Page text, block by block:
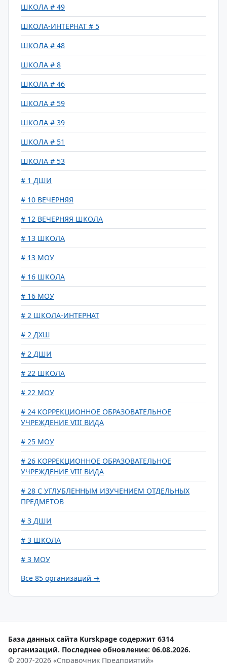
ШКОЛА # 49
ШКОЛА-ИНТЕРНАТ # 5
ШКОЛА # 48
ШКОЛА # 8
ШКОЛА # 46
ШКОЛА # 59
ШКОЛА # 39
ШКОЛА # 51
ШКОЛА # 53
# 1 ДШИ
# 10 ВЕЧЕРНЯЯ
# 12 ВЕЧЕРНЯЯ ШКОЛА
# 13 ШКОЛА
# 13 МОУ
# 16 ШКОЛА
# 16 МОУ
# 2 ШКОЛА-ИНТЕРНАТ
# 2 ДХШ
# 2 ДШИ
# 22 ШКОЛА
# 22 МОУ
# 24 КОРРЕКЦИОННОЕ ОБРАЗОВАТЕЛЬНОЕ
УЧРЕЖДЕНИЕ VIII ВИДА
# 25 МОУ
# 26 КОРРЕКЦИОННОЕ ОБРАЗОВАТЕЛЬНОЕ
УЧРЕЖДЕНИЕ VIII ВИДА
# 28 С УГЛУБЛЕННЫМ ИЗУЧЕНИЕМ ОТДЕЛЬНЫХ
ПРЕДМЕТОВ
# 3 ДШИ
# 3 ШКОЛА
# 3 МОУ
Все 85 организаций →
База данных сайта Kurskpage содержит 6314
организаций. Последнее обновление: 06.08.2026.
© 2007-2026 «Справочник Предприятий»